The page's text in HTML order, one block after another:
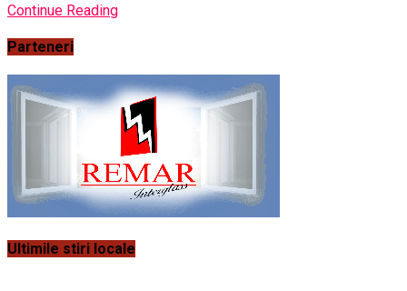
Continue Reading
Parteneri
Ultimile stiri locale